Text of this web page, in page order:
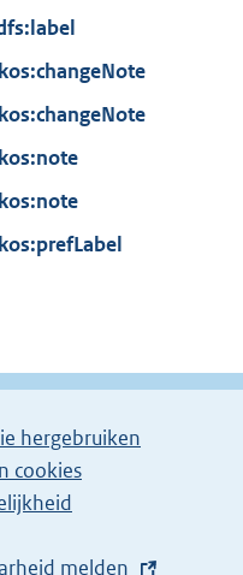
hergebruiken
cookies
melden